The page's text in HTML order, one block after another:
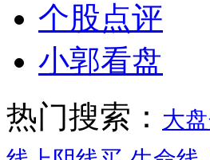
个股点评
小郭看盘
热门搜索： 大